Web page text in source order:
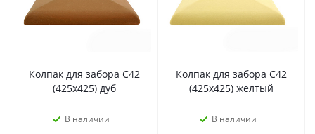
Колпак для забора С42
(425х425) дуб
В наличии
Колпак для забора С42
(425х425) желтый
В наличии